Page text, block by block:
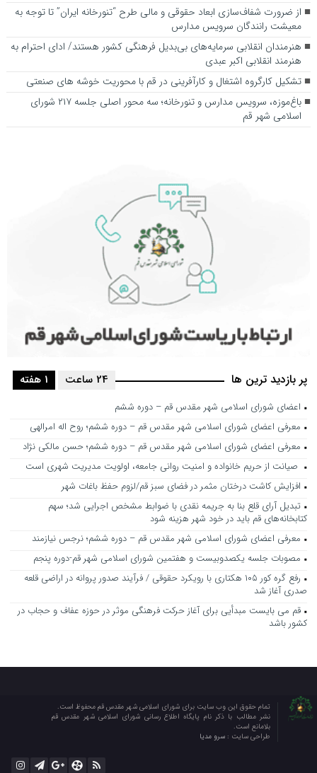
از ضرورت شفاف‌سازی ابعاد حقوقی و مالی طرح “تنورخانه ایران” تا توجه به
معیشت رانندگان سرویس مدارس
هنرمندان انقلابی سرمایه‌های بی‌بدیل فرهنگی کشور هستند/ ادای احترام به
هنرمند انقلابی اکبر عبدی
تشکیل کارگروه اشتغال و کارآفرینی در قم با محوریت خوشه های صنعتی
باغ‌موزه، سرویس مدارس و تنورخانه؛ سه محور اصلی جلسه ۲۱۷ شورای
اسلامی شهر قم
پر بازدید ترین ها 1 هفته 24 ساعت
اعضای شورای اسلامی شهر مقدس قم – دوره ششم
معرفی اعضای شورای اسلامی شهر مقدس قم – دوره ششم؛ روح اله امرالهی
معرفی اعضای شورای اسلامی شهر مقدس قم – دوره ششم؛ حسن مالکی نژاد
صیانت از حریم خانواده و امنیت روانی جامعه، اولویت مدیریت شهری است
افزایش کاشت درختان مثمر در فضای سبز قم/لزوم حفظ باغات شهر
تبدیل آرای قلع بنا به جریمه نقدی با ضوابط مشخص اجرایی شد؛ سهم
کتابخانه‌های قم باید در خود شهر هزینه شود
معرفی اعضای شورای اسلامی شهر مقدس قم – دوره ششم؛ نرجس نیازمند
مصوبات جلسه یکصدوبیست و هفتمین شورای اسلامی شهر قم-دوره پنجم
رفع گره کور ۱۰۵ هکتاری با رویکرد حقوقی / فرآیند صدور پروانه در اراضی قلعه
صدری آغاز شد
قم می بایست مبدأیی برای آغاز حرکت فرهنگی موثر در حوزه عفاف و حجاب در
کشور باشد
تمام حقوق این وب سایت برای شورای اسلامی شهر مقدس قم محفوظ است.
نشر مطالب با ذکر نام پایگاه اطلاع رسانی شورای اسلامی شهر مقدس قم
بلامانع است.
طراحی سایت : سرو مدیا